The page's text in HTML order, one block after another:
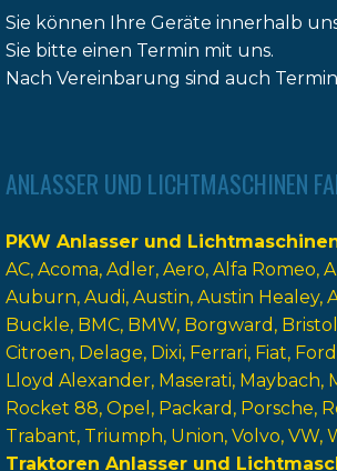
Sie können Ihre Geräte innerhalb
Sie bitte einen Termin mit uns.
Nach Vereinbarung sind auch
ANLASSER UND LICHTMASCHINEN
PKW Anlasser und
AC Acoma Adler Aero Alfa Romeo
Auburn Audi Austin Austin Healey
Buckle BMC BMW Borgward
Citroen Delage Dixi Ferrari Fiat Ford
Lloyd Alexander Maserati Maybach
Rocket 88 Opel Packard Porsche
Trabant Triumph Union Volvo VW
Traktoren Anlasser und